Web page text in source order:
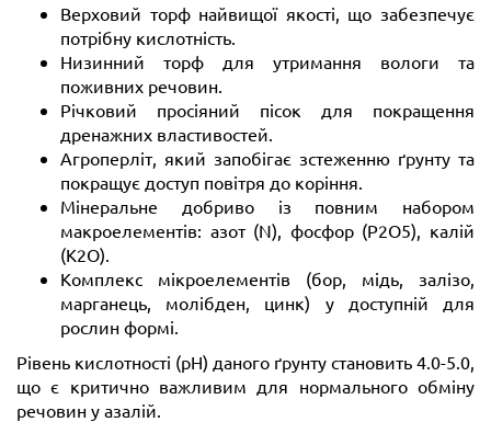
Верховий торф найвищої якості, що забезпечує
потрібну кислотність.
Низинний торф для утримання вологи та
поживних речовин.
Річковий просіяний пісок для покращення
дренажних властивостей.
Агроперліт, який запобігає зстеженню ґрунту та
покращує доступ повітря до коріння.
Мінеральне добриво із повним набором
макроелементів: азот (N), фосфор (P2O5), калій
(K2O).
Комплекс мікроелементів (бор, мідь, залізо,
марганець, молібден, цинк) у доступній для
рослин формі.
Рівень кислотності (pH) даного ґрунту становить 4.0-5.0,
що є критично важливим для нормального обміну
речовин у азалій.